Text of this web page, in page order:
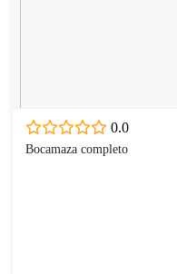
0.0
Bocamaza completo